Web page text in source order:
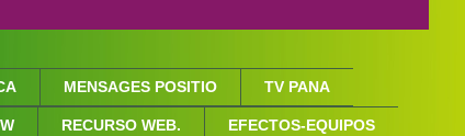
MENSAGES POSITIO TV PANA
RECURSO WEB. EFECTOS-EQUIPOS